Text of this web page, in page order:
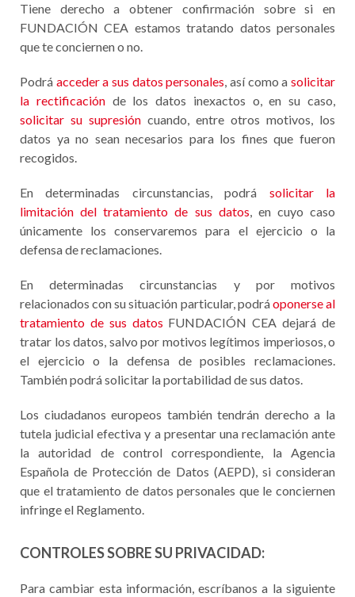
Tiene derecho a obtener confirmación sobre si en
FUNDACIÓN CEA estamos tratando datos personales
que te conciernen o no.
Podrá acceder a sus datos personales, así como asolicitar
la rectificaciónde los datos inexactos o, en su caso,
solicitar su supresión cuando, entre otros motivos, los
datos ya no sean necesarios para los fines que fueron
recogidos.
En determinadas circunstancias, podrá solicitar la
limitación del tratamiento de sus datos, en cuyo caso
únicamente los conservaremos para el ejercicio o la
defensa de reclamaciones.
En determinadas circunstancias y por motivos
relacionados con su situación particular, podráoponerse al
tratamiento de sus datos FUNDACIÓN CEA dejará de
tratar los datos, salvo por motivos legítimos imperiosos, o
el ejercicio o la defensa de posibles reclamaciones.
También podrá solicitar la portabilidad de sus datos.
Los ciudadanos europeos también tendrán derecho a la
tutela judicial efectiva y a presentar una reclamación ante
la autoridad de control correspondiente, la Agencia
Española de Protección de Datos (AEPD), si consideran
que el tratamiento de datos personales que le conciernen
infringe el Reglamento.
CONTROLES SOBRE SU PRIVACIDAD:
Para cambiar esta información, escríbanos a la siguiente